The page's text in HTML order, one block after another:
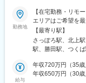
家族を考慮した案件
変更の範囲：会社
JavaScript、
DB：Oracle、
OS：Windows
インフラ：AWS、
■ポジションの魅力
・大手企業案件に
に高水準
勤務地
【在宅勤務・リモ
エリアはご希望を
森県・岩手県・宮
県・群馬県・埼玉
県・静岡県・愛知
県・島根県・岡山
長崎県・熊本県・
【最寄り駅】
さっぽろ駅、北上
駅、勝田駅、つく
井駅、竜王駅、名
筋本町駅、姫路駅
給与
年収720万円（35歳
年収650万円（30歳